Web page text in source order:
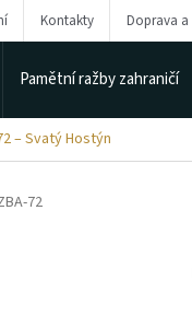
Kontakty Doprava
Pamětní ražby zahraničí
– Svatý Hostýn
72